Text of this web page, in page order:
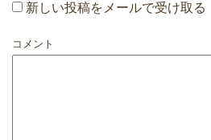
新しい投稿をメールで受け取る
コメント